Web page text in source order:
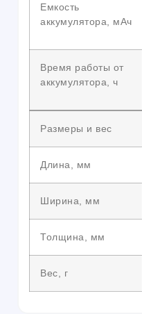
Емкость
аккумулятора, мАч
Время работы от
аккумулятора, ч
Размеры и вес
Длина, мм
Ширина, мм
Толщина, мм
Вес, г